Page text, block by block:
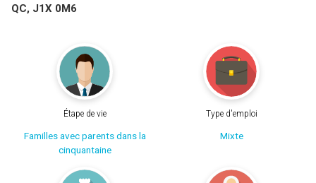
QC, J1X 0M6
Étape de vie
Familles avec parents dans la
cinquantaine
Type d'emploi
Mixte